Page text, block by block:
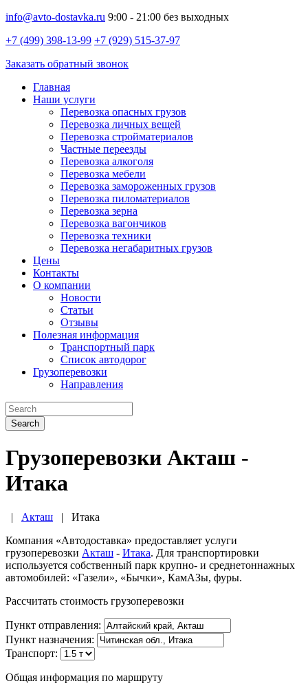
info@avto-dostavka.ru 9:00 - 21:00 без выходных
+7 (499) 398-13-99 +7 (929) 515-37-97
Заказать обратный звонок
Главная
Наши услуги
Перевозка опасных грузов
Перевозка личных вещей
Перевозка стройматериалов
Частные переезды
Перевозка алкоголя
Перевозка мебели
Перевозка замороженных грузов
Перевозка пиломатериалов
Перевозка зерна
Перевозка вагончиков
Перевозка техники
Перевозка негабаритных грузов
Цены
Контакты
О компании
Новости
Статьи
Отзывы
Полезная информация
Транспортный парк
Список автодорог
Грузоперевозки
Направления
Search
Грузоперевозки Акташ -
Итака
| Акташ | Итака
Компания «Автодоставка» предоставляет услуги
грузоперевозки Акташ - Итака. Для транспортировки
используется собственный парк крупно- и среднетоннажных
автомобилей: «Газели», «Бычки», КамАЗы, фуры.
Рассчитать стоимость грузоперевозки
Пункт отправления:
Пункт назначения:
Транспорт:
Общая информация по маршруту